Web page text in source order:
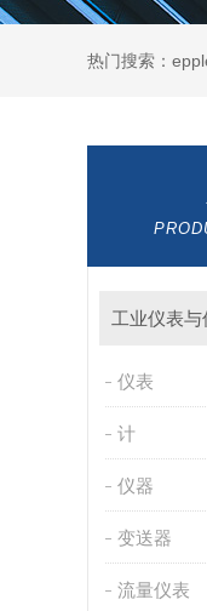
热门搜索：
工业仪表与
仪表
计
仪器
变送器
流量仪表